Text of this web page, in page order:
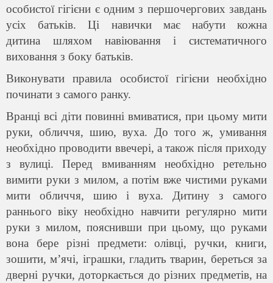
особистої гігієни є одним з першочергових завдань
усіх батьків. Ці навички має набути кожна
дитина шляхом навіювання і систематичного
виховання з боку батьків.
Виконувати правила особистої гігієни необхідно
починати з самого ранку.
Вранці всі діти повинні вмиватися, при цьому мити
руки, обличчя, шию, вуха. До того ж, умивання
необхідно проводити ввечері, а також після приходу
з вулиці. Перед вмиванням необхідно ретельно
вимити руки з милом, а потім вже чистими руками
мити обличчя, шию і вуха. Дитину з самого
раннього віку необхідно навчити регулярно мити
руки з милом, пояснивши при цьому, що руками
вона бере різні предмети: олівці, ручки, книги,
зошити, м’ячі, іграшки, гладить тварин, береться за
дверні ручки, доторкається до різних предметів, на